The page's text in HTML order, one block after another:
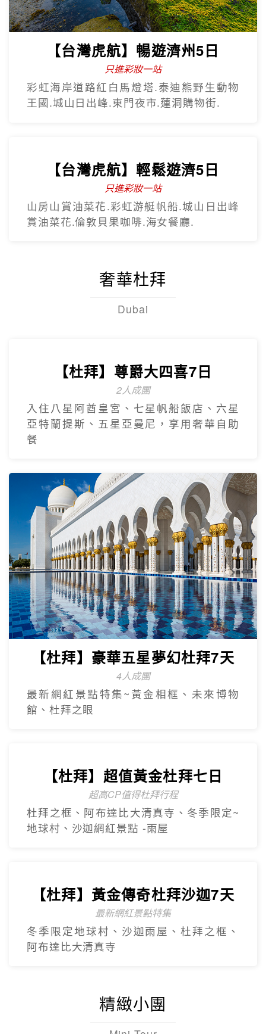
車、汗蒸幕、美食龍蝦一隻雞
虎航.慶州歷史文化巡禮.松島龍宮雲橋.膠囊
列車.海上纜車.The Bay101.
【台灣虎航】暢遊濟州5日
只進彩妝一站
彩虹海岸道路紅白馬燈塔.泰迪熊野生動物
王國.城山日出峰.東門夜市.蓮洞購物街.
【台灣虎航】輕鬆遊濟5日
只進彩妝一站
山房山賞油菜花.彩虹游艇帆船.城山日出峰
賞油菜花.倫敦貝果咖啡.海女餐廳.
【杜拜】尊爵大四喜7日